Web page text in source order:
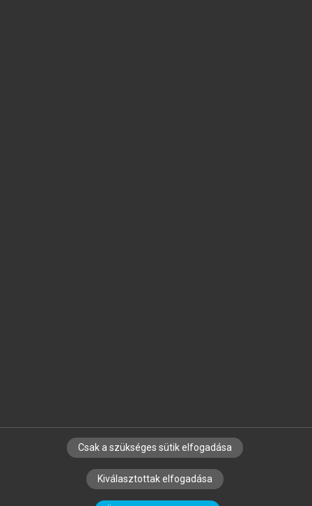
SZERZŐKNEK CÉGEKNEK KÖNYVTÁROSOKNAK
SZERKESZTÉSI ÉS LEKTORÁLÁSI ALAPELVEK
Csak a szükséges sütik elfogadása
Kiválasztottak elfogadása